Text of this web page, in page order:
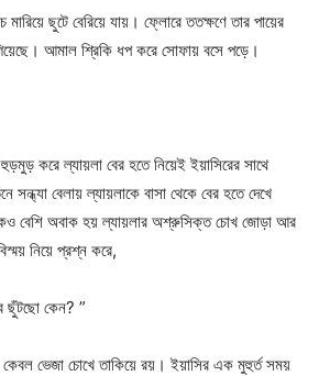
মারিয়ে ছুটে বেরিয়ে যায়। ফ্লোরে ততক্ষণে তার পায়ের
আমাল শ্রিকি ধপ করে সোফায় বসে পড়ে।
করে ল্যায়লা বের হতে নিয়েই ইয়াসিরের সাথে
বেলায় ল্যায়লাকে বাসা থেকে বের হতে দেখে
বেশি অবাক হয় ল্যায়লার অশ্রুসিক্ত চোখ জোড়া আর
নিয়ে প্রশ্ন করে,
ছুঁটছো কেন? ”
কেবল ভেজা চোখে তাকিয়ে রয়। ইয়াসির এক মুহুর্ত সময়